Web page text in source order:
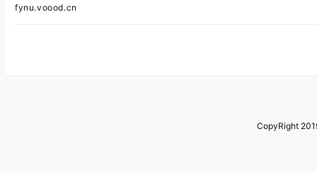
fynu.voood.cn
CopyRight